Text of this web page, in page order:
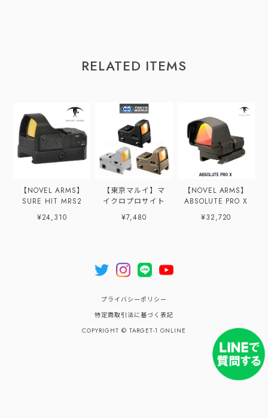
RELATED ITEMS
【NOVEL ARMS】
SURE HIT MRS2
¥24,310
【東京マルイ】マ
イクロプロサイト
¥7,480
【NOVEL ARMS】
ABSOLUTE PRO X
¥32,720
プライバシーポリシー
特定商取引法に基づく表記
COPYRIGHT © TARGET-1 ONLINE